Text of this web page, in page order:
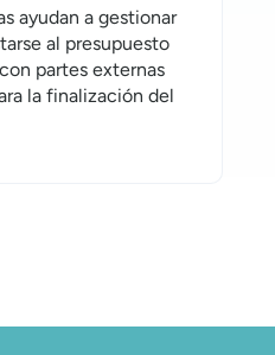
ayudan a gestionar
al presupuesto
partes externas
la finalización del